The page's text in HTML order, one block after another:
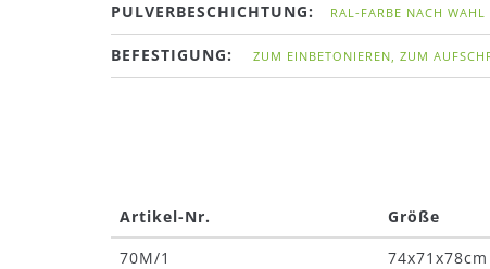
PULVERBESCHICHTUNG: RAL-FARBE NACH WAHL
BEFESTIGUNG: ZUM EINBETONIEREN, ZUM
Artikel-Nr. Größe
70M/1
74x71x78cm